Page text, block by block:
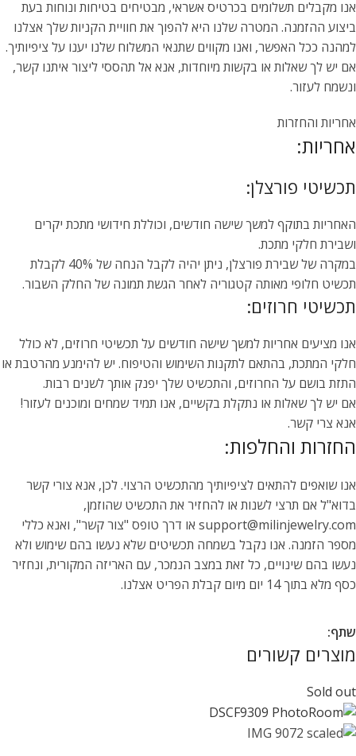
אנו מקבלים תשלומים בכרטיס אשראי, מבטיחים בטיחות ונוחות בעת
ביצוע ההזמנה. המטרה שלנו היא להפוך את חוויית הקניות שלך אצלנו
למהנה ככל האפשר, ואנו מקווים שתנאי המשלוח שלנו יענו על ציפיותיך.
אם יש לך שאלות או בקשות מיוחדות, אנא אל תהססי ליצור איתנו קשר,
ונשמח לעזור.
אחריות והחזרות
אחריות:
תכשיטי פורצלן:
האחריות בתוקף למשך שישה חודשים, וכוללת חידושי מתכת יקרים
ושבירת חלקי מתכת.
במקרה של שבירת פורצלן, ניתן יהיה לקבל הנחה של 40% לקבלת
תכשיט חלופי מאותה קטגוריה לאחר הגשת תמונה של החלק השבור.
תכשיטי חרוזים:
אנו מציעים אחריות למשך שישה חודשים על תכשיטי חרוזים, לא כולל
חלקי המתכת, בהתאם לתקנות השימוש והטיפוח. יש להימנע מהרטבת או
התזת בושם על החרוזים, והתכשיט שלך יפנק אותך לשנים רבות.
אם יש לך שאלות או נתקלת בקשיים, אנו תמיד שמחים ומוכנים לעזור!
אנא צרי קשר.
החזרות והחלפות:
אנו שואפים להתאים לציפיותיך מהתכשיט הרצוי. לכן, אנא צורי קשר
בדוא"ל אם תרצי לשנות או להחזיר את התכשיט שהוזמן,
support@milinjewelry.com או דרך טופס "צור קשר", ואנא כללי
מספר הזמנה. אנו נקבל בשמחה תכשיטים שלא נעשו בהם שימוש ולא
נעשו בהם שינויים, כל זאת במצב הנמכר, עם האריזה המקורית, ונחזיר
כסף מלא בתוך 14 יום מיום קבלת הפריט אצלנו.
שתף:
מוצרים קשורים
Sold out